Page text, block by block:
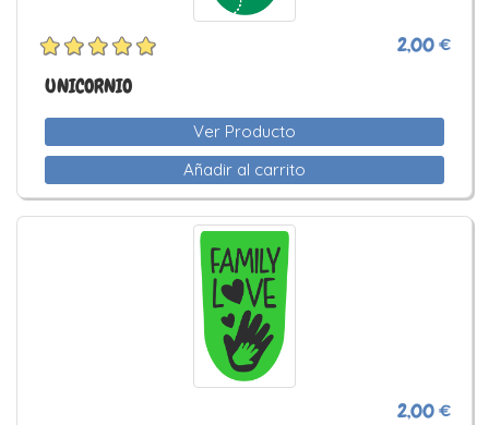
2,00 €
UNICORNIO
Ver Producto
Añadir al carrito
2,00 €